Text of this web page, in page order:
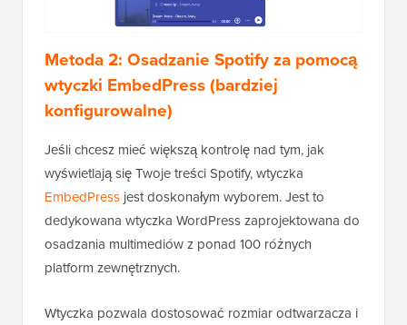
Metoda 2: Osadzanie Spotify za pomocą
wtyczki EmbedPress (bardziej
konfigurowalne)
Jeśli chcesz mieć większą kontrolę nad tym, jak
wyświetlają się Twoje treści Spotify, wtyczka
EmbedPressjest doskonałym wyborem. Jest to
dedykowana wtyczka WordPress zaprojektowana do
osadzania multimediów z ponad 100 różnych
platform zewnętrznych.
Wtyczka pozwala dostosować rozmiar odtwarzacza i